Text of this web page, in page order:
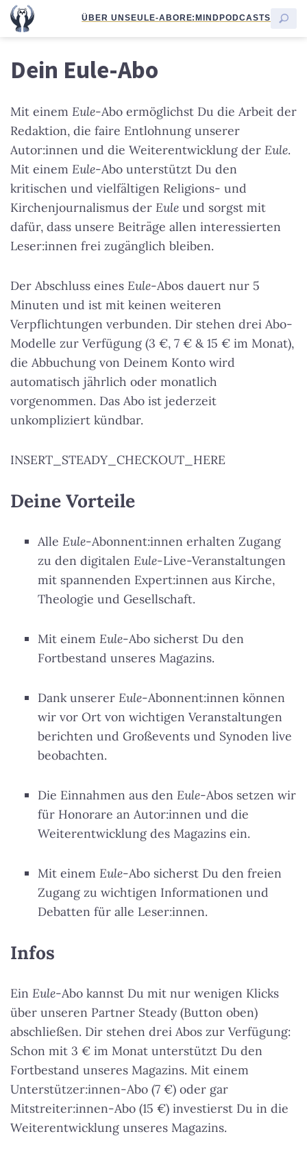
ÜBER UNSEULE-ABORE:MINDPODCASTS
Dein Eule-Abo
Mit einem Eule-Abo ermöglichst Du die Arbeit der
Redaktion, die faire Entlohnung unserer
Autor:innen und die Weiterentwicklung der Eule.
Mit einem Eule-Abo unterstützt Du den
kritischen und vielfältigen Religions- und
Kirchenjournalismus der Eule und sorgst mit
dafür, dass unsere Beiträge allen interessierten
Leser:innen frei zugänglich bleiben.
Der Abschluss eines Eule-Abos dauert nur 5
Minuten und ist mit keinen weiteren
Verpflichtungen verbunden. Dir stehen drei Abo-
Modelle zur Verfügung (3 €, 7 € & 15 € im Monat),
die Abbuchung von Deinem Konto wird
automatisch jährlich oder monatlich
vorgenommen. Das Abo ist jederzeit
unkompliziert kündbar.
INSERT_STEADY_CHECKOUT_HERE
Deine Vorteile
Alle Eule-Abonnent:innen erhalten Zugang
zu den digitalen Eule-Live-Veranstaltungen
mit spannenden Expert:innen aus Kirche,
Theologie und Gesellschaft.
Mit einem Eule-Abo sicherst Du den
Fortbestand unseres Magazins.
Dank unserer Eule-Abonnent:innen können
wir vor Ort von wichtigen Veranstaltungen
berichten und Großevents und Synoden live
beobachten.
Die Einnahmen aus den Eule-Abos setzen wir
für Honorare an Autor:innen und die
Weiterentwicklung des Magazins ein.
Mit einem Eule-Abo sicherst Du den freien
Zugang zu wichtigen Informationen und
Debatten für alle Leser:innen.
Infos
Ein Eule-Abo kannst Du mit nur wenigen Klicks
über unseren Partner Steady (Button oben)
abschließen. Dir stehen drei Abos zur Verfügung:
Schon mit 3 € im Monat unterstützt Du den
Fortbestand unseres Magazins. Mit einem
Unterstützer:innen-Abo (7 €) oder gar
Mitstreiter:innen-Abo (15 €) investierst Du in die
Weiterentwicklung unseres Magazins.